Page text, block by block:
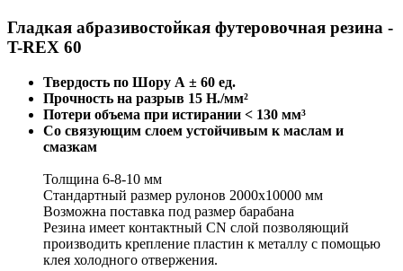
Гладкая абразивостойкая футеровочная резина -
T-REX 60
Твердость по Шору А ± 60 ед.
Прочность на разрыв 15 Н./мм²
Потери объема при истирании < 130 мм³
Со связующим слоем устойчивым к маслам и
смазкам
Толщина 6-8-10 мм
Стандартный размер рулонов 2000х10000 мм
Возможна поставка под размер барабана
Резина имеет контактный CN слой позволяющий
производить крепление пластин к металлу с помощью
клея холодного отвержения.